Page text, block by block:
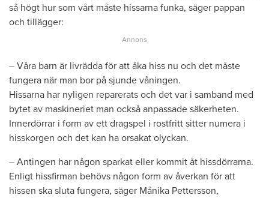
så högt hur som vårt måste hissarna funka, säger pappan
och tillägger:
– Våra barn är livrädda för att åka hiss nu och det måste
fungera när man bor på sjunde våningen.
Hissarna har nyligen reparerats och det var i samband med
bytet av maskineriet man också anpassade säkerheten.
Innerdörrar i form av ett dragspel i rostfritt sitter numera i
hisskorgen och det kan ha orsakat olyckan.
– Antingen har någon sparkat eller kommit åt hissdörrarna.
Enligt hissfirman behövs någon form av åverkan för att
hissen ska sluta fungera, säger Månika Pettersson,